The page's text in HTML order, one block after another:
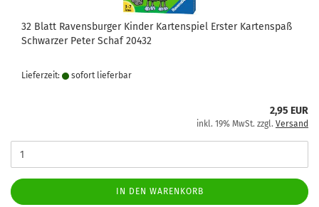
32 Blatt Ravensburger Kinder Kartenspiel Erster Kartenspaß
Schwarzer Peter Schaf 20432
Lieferzeit: sofort lie­fer­bar
2,95 EUR
inkl. 19% MwSt. zzgl. Versand
IN DEN WARENKORB